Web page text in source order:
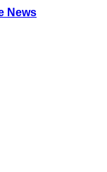
News